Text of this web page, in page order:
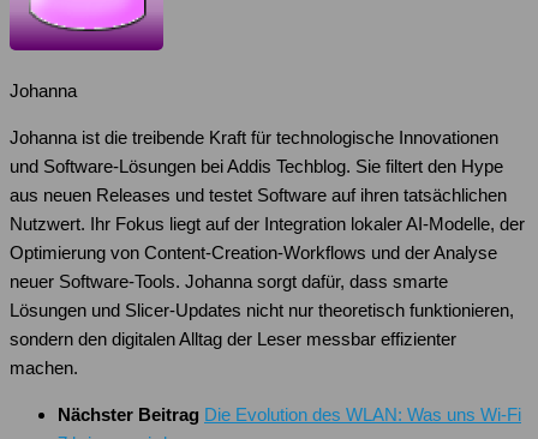
Johanna
Johanna ist die treibende Kraft für technologische Innovationen
und Software-Lösungen bei Addis Techblog. Sie filtert den Hype
aus neuen Releases und testet Software auf ihren tatsächlichen
Nutzwert. Ihr Fokus liegt auf der Integration lokaler AI-Modelle, der
Optimierung von Content-Creation-Workflows und der Analyse
neuer Software-Tools. Johanna sorgt dafür, dass smarte
Lösungen und Slicer-Updates nicht nur theoretisch funktionieren,
sondern den digitalen Alltag der Leser messbar effizienter
machen.
Nächster Beitrag Die Evolution des WLAN: Was uns Wi-Fi